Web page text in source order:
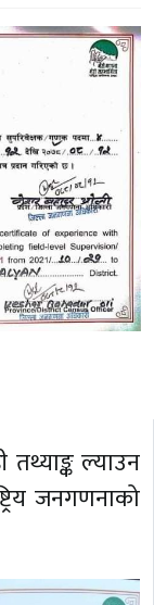
ल्याउन
जनगणनाको